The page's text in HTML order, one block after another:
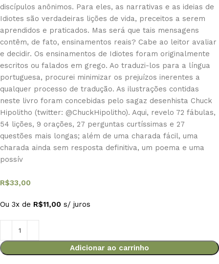
discípulos anônimos. Para eles, as narrativas e as ideias de
Idiotes são verdadeiras lições de vida, preceitos a serem
aprendidos e praticados. Mas será que tais mensagens
contêm, de fato, ensinamentos reais? Cabe ao leitor avaliar
e decidir. Os ensinamentos de Idiotes foram originalmente
escritos ou falados em grego. Ao traduzi-los para a língua
portuguesa, procurei minimizar os prejuízos inerentes a
qualquer processo de tradução. As ilustrações contidas
neste livro foram concebidas pelo sagaz desenhista Chuck
Hipolitho (twitter: @ChuckHipolitho). Aqui, revelo 72 fábulas,
54 lições, 9 orações, 27 perguntas curtíssimas e 27
questões mais longas; além de uma charada fácil, uma
charada ainda sem resposta definitiva, um poema e uma
possív
R$33,00
Ou 3x de R$11,00 s/ juros
Adicionar ao carrinho